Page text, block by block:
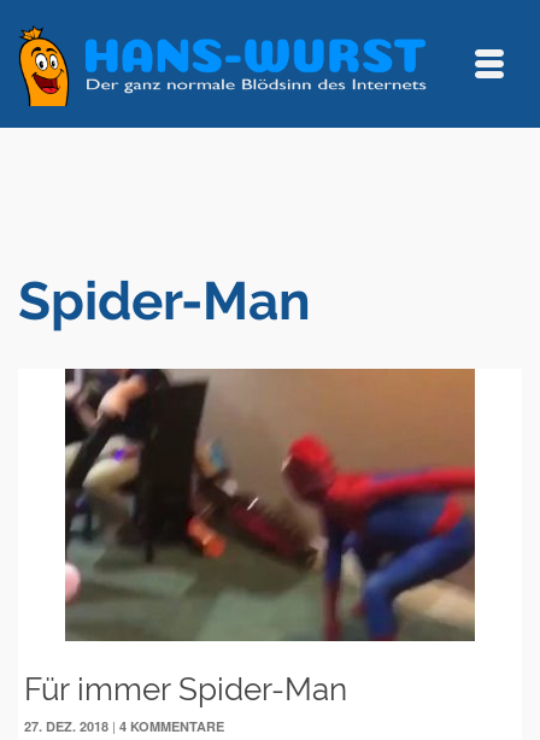
Spider-Man
Für immer Spider-Man
27. DEZ. 2018 | 4 KOMMENTARE